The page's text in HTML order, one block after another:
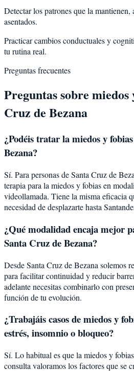
Detectar los patrones que la mantienen,
asentados.
Practicar cambios conductuales y
tu rutina real.
Preguntas frecuentes
Preguntas sobre miedos
Cruz de Bezana
¿Podéis tratar lamiedos y fobias
Bezana?
Sí. Para personas de Santa Cruz de
terapia para la miedos y fobias en
videollamada. Tiene la misma eficacia
necesidad de desplazarte hasta
¿Qué modalidad encaja mejor
Santa Cruz de Bezana?
Desde Santa Cruz de Bezana solemos
para facilitar continuidad y reducir
adelante necesitas combinarlo con
función de tu evolución.
¿Trabajáis casos de miedos y
estrés, insomnio o bloqueo?
Sí. Lo habitual es que la miedos y
consulta valoramos los factores que se